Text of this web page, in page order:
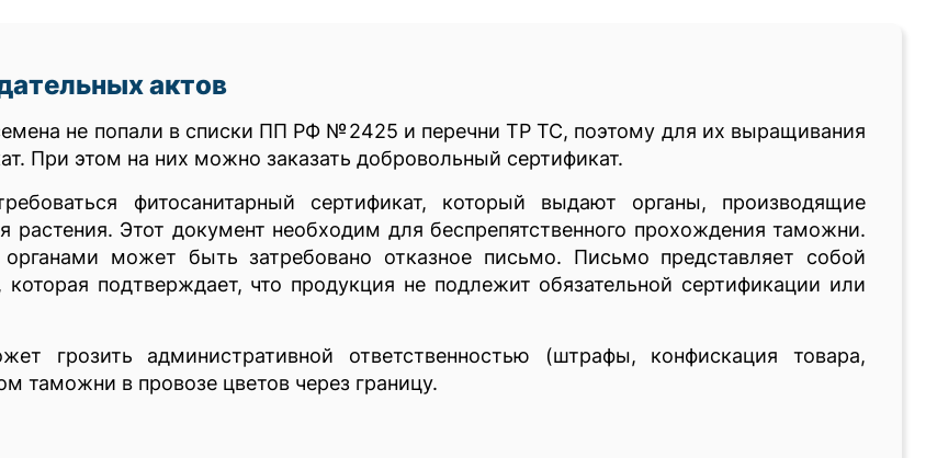
актов
не попали в списки ПП РФ №2425 и перечни ТР ТС, поэтому для их выращивания
При этом на них можно заказать добровольный сертификат.
фитосанитарный сертификат, который выдают органы, производящие
растения. Этот документ необходим для беспрепятственного прохождения таможни.
может быть затребовано отказное письмо. Письмо представляет собой
подтверждает, что продукция не подлежит обязательной сертификации или
грозить административной ответственностью (штрафы, конфискация товара,
таможни в провозе цветов через границу.